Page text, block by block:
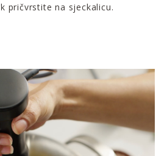
pričvrstite na sjeckalicu.